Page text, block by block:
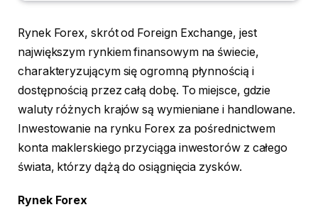
Rynek Forex, skrót od Foreign Exchange, jest
największym rynkiem finansowym na świecie,
charakteryzującym się ogromną płynnością i
dostępnością przez całą dobę. To miejsce, gdzie
waluty różnych krajów są wymieniane i handlowane.
Inwestowanie na rynku Forex za pośrednictwem
konta maklerskiego przyciąga inwestorów z całego
świata, którzy dążą do osiągnięcia zysków.
Rynek Forex